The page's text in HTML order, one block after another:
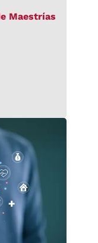
Maestrías